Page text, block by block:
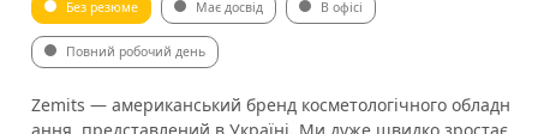
Без резюме Має досвід В офісі
Повний робочий день
Zemits — американський бренд косметологічного обладн